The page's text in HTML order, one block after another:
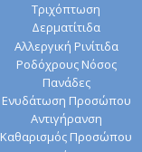
Τριχόπτωση
Δερματίτιδα
Αλλεργική Ρινίτιδα
Ροδόχρους Νόσος
Πανάδες
Ενυδάτωση Προσώπου
Αντιγήρανση
Καθαρισμός Προσώπου